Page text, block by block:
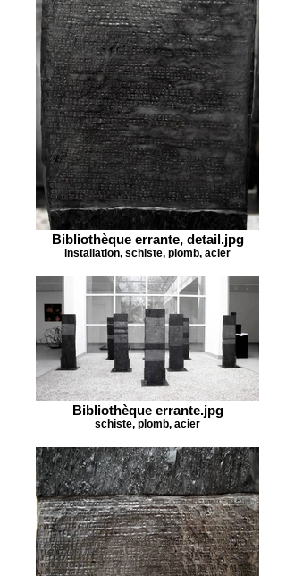
Bibliothèque errante, detail.jpg
installation, schiste, plomb, acier
Bibliothèque errante.jpg
schiste, plomb, acier